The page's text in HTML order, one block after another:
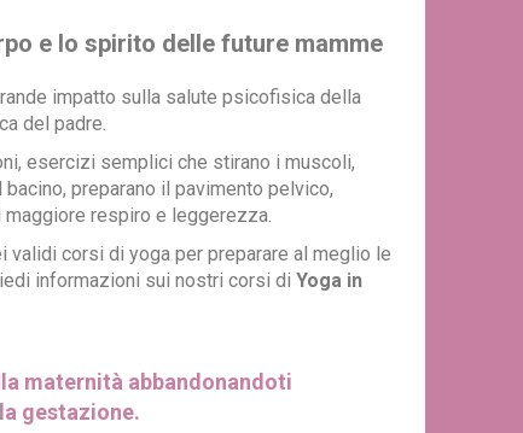
e lo spirito delle future mamme
impatto sulla salute psicofisica della
del padre.
esercizi semplici che stirano i muscoli,
preparano il pavimento pelvico,
respiro e leggerezza.
validi corsi di yoga per preparare al meglio le
informazioni sui nostri corsi di Yoga in
maternità abbandonandoti
gestazione.